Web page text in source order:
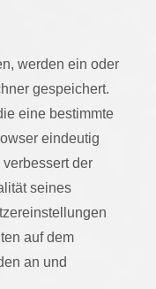
werden ein oder
gespeichert.
eine bestimmte
eindeutig
der
seines
auf dem
an und